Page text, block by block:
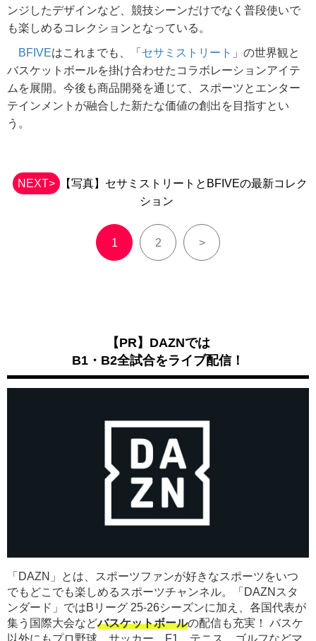
ンジしたデザインなど、競技シーンだけでなく普段使いで
も楽しめるコレクションとなっている。
BFIVEはこれまでも、「 セサミストリート 」の世界観と
バスケットボールを掛け合わせたコラボレーションアイテ
ムを展開。今後も商品開発を通じて、スポーツとエンター
テインメントが融合した新たな価値の創出を目指すとい
う。
NEXT> 【写真】セサミストリートとBFIVEの最新コレク
ション
1 2 >
【PR】DAZNでは
B1・B2全試合をライブ配信！
「DAZN」とは、スポーツファンが好きなスポーツをいつ
でもどこでも楽しめるスポーツチャンネル。「DAZNスタ
ンダード」ではBリーグ 25-26シーズンに加え、各国代表が
集う国際大会などバスケットボールの配信も充実！ バスケ